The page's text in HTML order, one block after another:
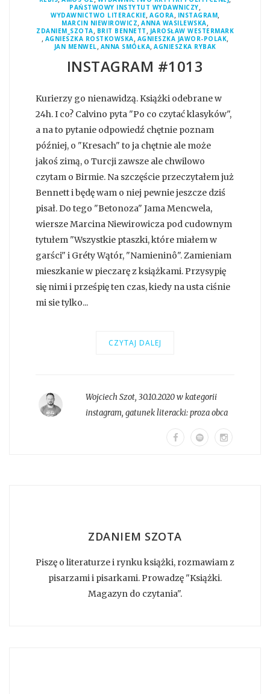
PAŃSTWOWY INSTYTUT WYDAWNICZY,
WYDAWNICTWO LITERACKIE, AGORA, INSTAGRAM,
MARCIN NIEWIROWICZ,ANNA WASILEWSKA,
ZDANIEM_SZOTA, BRIT BENNETT , JAROSŁAW WESTERMARK
, AGNIESZKA ROSTKOWSKA, AGNIESZKA JAWOR-POLAK,
JAN MENWEL, ANNA SMÓŁKA, AGNIESZKA RYBAK
INSTAGRAM #1013
Kurierzy go nienawidzą. Książki odebrane w
24h. I co? Calvino pyta "Po co czytać klasyków",
a na to pytanie odpowiedź chętnie poznam
później, o "Kresach" to ja chętnie ale może
jakoś zimą, o Turcji zawsze ale chwilowo
czytam o Birmie. Na szczęście przeczytałem już
Bennett i będę wam o niej pewnie jeszcze dziś
pisał. Do tego "Betonoza" Jama Mencwela,
wiersze Marcina Niewirowicza pod cudownym
tytułem "Wszystkie ptaszki, które miałem w
garści" i Gréty Wątór, "Namieninô". Zamieniam
mieszkanie w pieczarę z książkami. Przysypię
się nimi i prześpię ten czas, kiedy na usta ciśnie
mi sie tylko...
CZYTAJ DALEJ
Wojciech Szot, 30.10.2020 w kategorii
instagram, gatunek literacki:proza obca
ZDANIEM SZOTA
Piszę o literaturze i rynku książki, rozmawiam z
pisarzami i pisarkami. Prowadzę "Książki.
Magazyn do czytania".